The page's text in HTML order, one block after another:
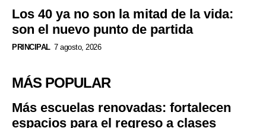
Los 40 ya no son la mitad de la vida:
son el nuevo punto de partida
PRINCIPAL 7 agosto, 2026
MÁS POPULAR
Más escuelas renovadas: fortalecen
espacios para el regreso a clases